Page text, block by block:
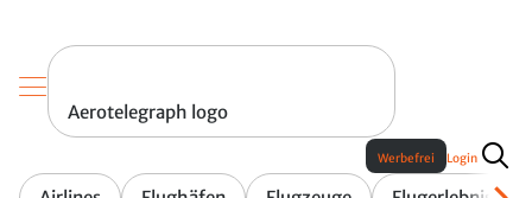
Aerotelegraph logo
Werbefrei Login